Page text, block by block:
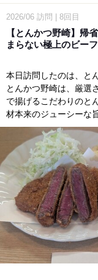
2026/06 訪問 8回目
【とんかつ野崎】帰
まらない極上のビー
本日訪問したのは、と
とんかつ野崎は、厳選
で揚げるこだわりのと
材本来のジューシーな